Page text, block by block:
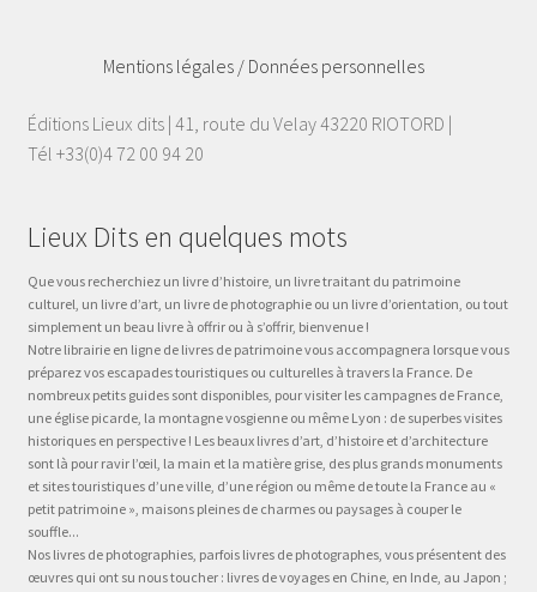
Mentions légales / Données personnelles
Éditions Lieux dits | 41, route du Velay 43220 RIOTORD |
Tél +33(0)4 72 00 94 20
Lieux Dits en quelques mots
Que vous recherchiez un livre d’histoire, un livre traitant du patrimoine
culturel, un livre d’art, un livre de photographie ou un livre d’orientation, ou tout
simplement un beau livre à offrir ou à s’offrir, bienvenue !
Notre librairie en ligne de livres de patrimoine vous accompagnera lorsque vous
préparez vos escapades touristiques ou culturelles à travers la France. De
nombreux petits guides sont disponibles, pour visiter les campagnes de France,
une église picarde, la montagne vosgienne ou même Lyon : de superbes visites
historiques en perspective ! Les beaux livres d’art, d’histoire et d’architecture
sont là pour ravir l’œil, la main et la matière grise, des plus grands monuments
et sites touristiques d’une ville, d’une région ou même de toute la France au «
petit patrimoine », maisons pleines de charmes ou paysages à couper le
souffle...
Nos livres de photographies, parfois livres de photographes, vous présentent des
œuvres qui ont su nous toucher : livres de voyages en Chine, en Inde, au Japon ;